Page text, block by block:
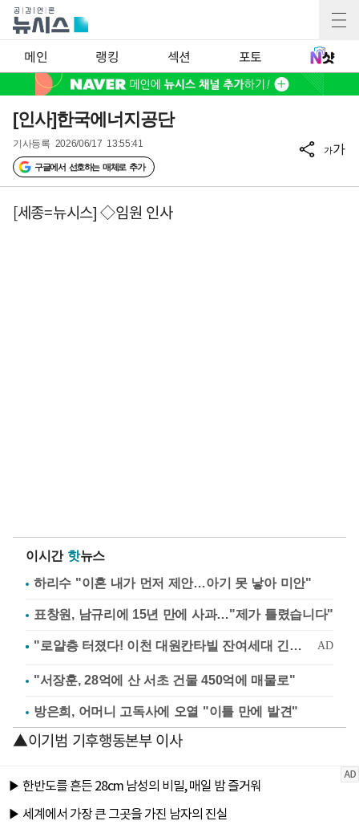
메인 랭킹 섹션 포토
[인사]한국에너지공단
기사등록 2026/06/17 13:55:41
구글에서 선호하는 매체로 추가
가가
[세종=뉴시스] ◇임원 인사
이시간 핫뉴스
하리수 "이혼 내가 먼저 제안…아기 못 낳아 미안"
표창원, 남규리에 15년 만에 사과…"제가 틀렸습니다"
"서장훈, 28억에 산 서초 건물 450억에 매물로"
방은희, 어머니 고독사에 오열 "이틀 만에 발견"
▲이기범 기후행동본부 이사